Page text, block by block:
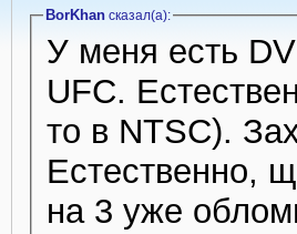
BorKhanсказал(a):
У меня есть
UFC.
то в NTSC).
Естественно,
на 3 уже